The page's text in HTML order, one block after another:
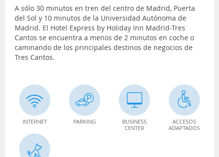
A sólo 30 minutos en tren del centro de Madrid, Puerta
del Sol y 10 minutos de la Universidad Autónoma de
Madrid. El Hotel Express by Holiday Inn Madrid-Tres
Cantos se encuentra a menos de 2 minutos en coche o
caminando de los principales destinos de negocios de
Tres Cantos.
INTERNET PARKING
BUSINESS
CENTER
ACCESOS
ADAPTADOS